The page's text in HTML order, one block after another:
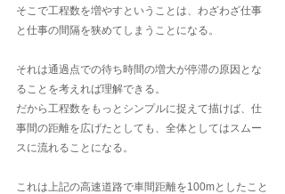
そこで工程数を増やすということは、わざわざ仕事
と仕事の間隔を狭めてしまうことになる。
それは通過点での待ち時間の増大が停滞の原因とな
ることを考えれば理解できる。
だから工程数をもっとシンプルに捉えて描けば、仕
事間の距離を広げたとしても、全体としてはスムー
スに流れることになる。
これは上記の高速道路で車間距離を100mとしたこと